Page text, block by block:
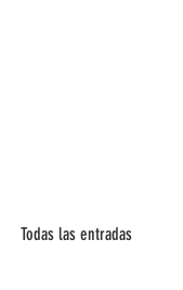
Todas las entradas